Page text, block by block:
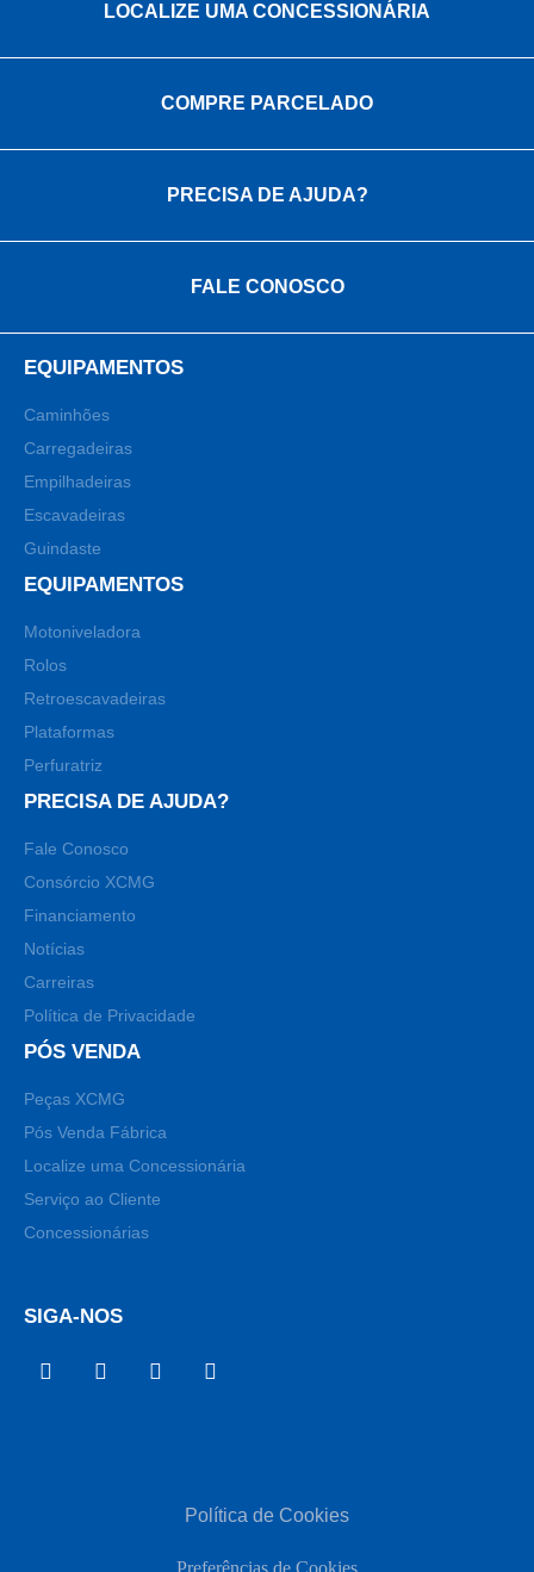
LOCALIZE UMA CONCESSIONÁRIA
COMPRE PARCELADO
PRECISA DE AJUDA?
FALE CONOSCO
EQUIPAMENTOS
Caminhões
Carregadeiras
Empilhadeiras
Escavadeiras
Guindaste
EQUIPAMENTOS
Motoniveladora
Rolos
Retroescavadeiras
Plataformas
Perfuratriz
PRECISA DE AJUDA?
Fale Conosco
Consórcio XCMG
Financiamento
Notícias
Carreiras
Política de Privacidade
PÓS VENDA
Peças XCMG
Pós Venda Fábrica
Localize uma Concessionária
Serviço ao Cliente
Concessionárias
SIGA-NOS
Política de Cookies